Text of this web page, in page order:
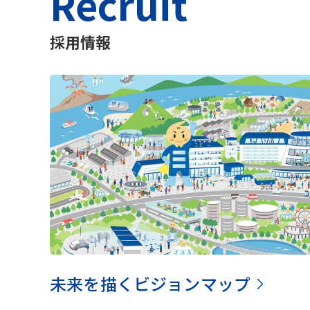
採用情報
未来を描くビジョンマップ